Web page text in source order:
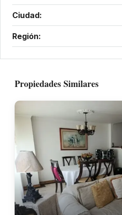
Ciudad:
Región:
Propiedades Similares